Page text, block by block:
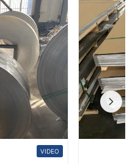
바 로드는 304, 304L,
한 프리미엄 등급으로 제
조용 강철 시스템, 밸브 제
응용 분...
VIDEO